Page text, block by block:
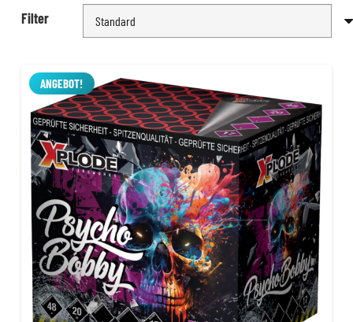
Filter
ANGEBOT!